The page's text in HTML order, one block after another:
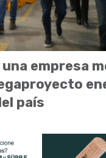
empresa
país